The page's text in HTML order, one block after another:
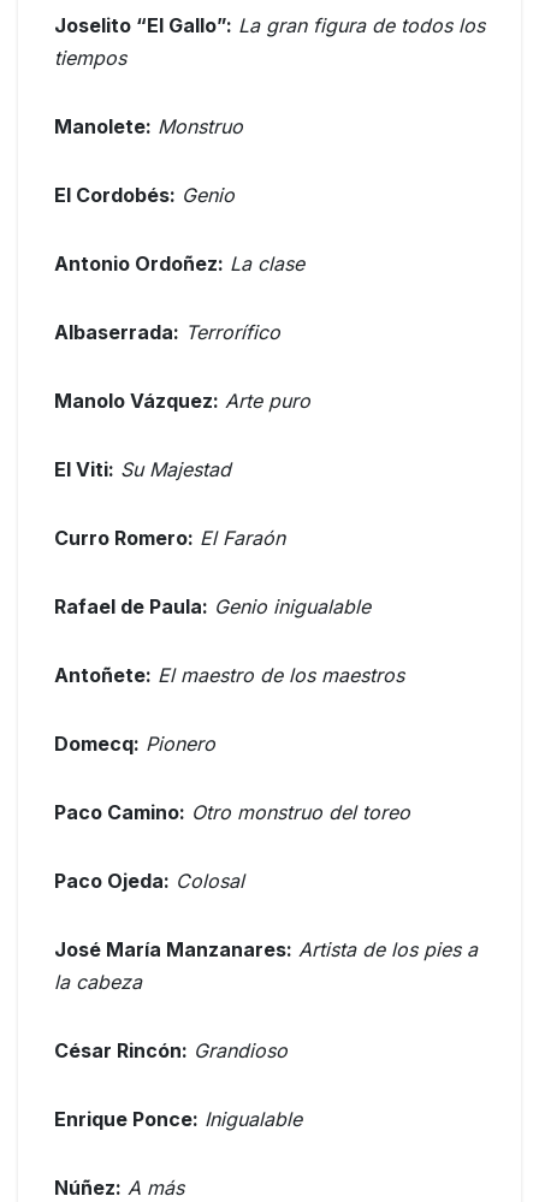
Joselito “El Gallo”: La gran figura de todos los
tiempos
Manolete: Monstruo
El Cordobés: Genio
Antonio Ordoñez: La clase
Albaserrada: Terrorífico
Manolo Vázquez: Arte puro
El Viti: Su Majestad
Curro Romero: El Faraón
Rafael de Paula: Genio inigualable
Antoñete: El maestro de los maestros
Domecq: Pionero
Paco Camino: Otro monstruo del toreo
Paco Ojeda: Colosal
José María Manzanares: Artista de los pies a
la cabeza
César Rincón: Grandioso
Enrique Ponce: Inigualable
Núñez: A más